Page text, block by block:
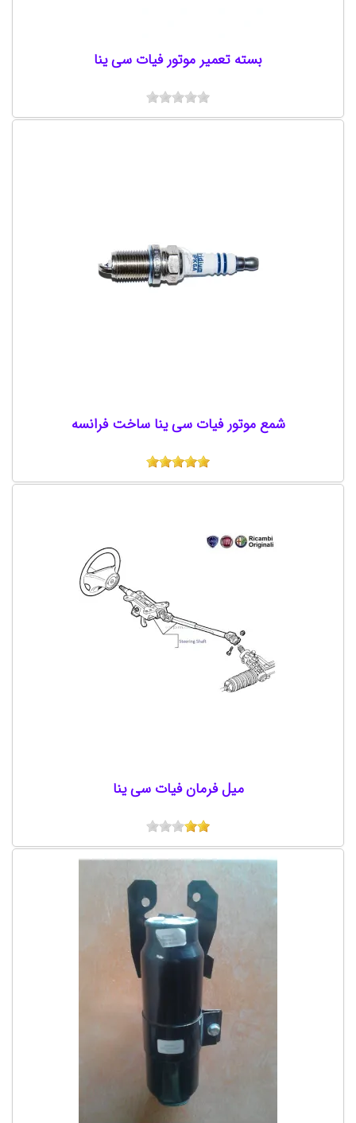
بسته تعمیر موتور فیات سی ینا
شمع موتور فیات سی ینا ساخت فرانسه
میل فرمان فیات سی ینا